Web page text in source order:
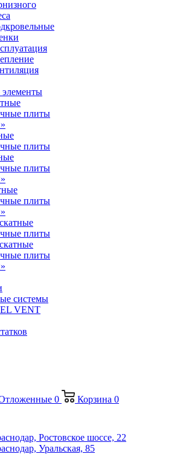
элементы
плиты
плиты
плиты
плиты
плиты
плиты
системы
VENT
0 Корзина 0
Ростовское шоссе, 22
Уральская, 85